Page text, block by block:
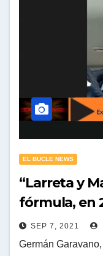
EL BUCLE NEWS
“Larreta y Macri van a
fórmula, en
SEP 7, 2021
Germán